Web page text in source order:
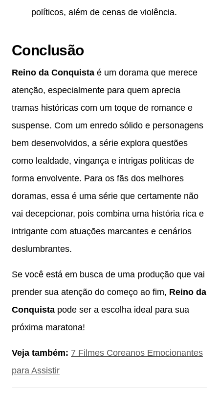
políticos, além de cenas de violência.
Conclusão
Reino da Conquista é um dorama que merece
atenção, especialmente para quem aprecia
tramas históricas com um toque de romance e
suspense. Com um enredo sólido e personagens
bem desenvolvidos, a série explora questões
como lealdade, vingança e intrigas políticas de
forma envolvente. Para os fãs dos melhores
doramas, essa é uma série que certamente não
vai decepcionar, pois combina uma história rica e
intrigante com atuações marcantes e cenários
deslumbrantes.
Se você está em busca de uma produção que vai
prender sua atenção do começo ao fim, Reino da
Conquista pode ser a escolha ideal para sua
próxima maratona!
Veja também: 7 Filmes Coreanos Emocionantes
para Assistir